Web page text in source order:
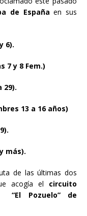
de España en sus
6).
7 y 8 Fem.)
29).
13 a 16 años)
más).
de las últimas dos
acogía el circuito
“El Pozuelo” de